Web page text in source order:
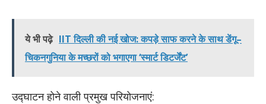
ये भी पढ़े IIT दिल्ली की नई खोज: कपड़े साफ करने के साथ डेंगू–
चिकनगुनिया के मच्छरों को भगाएगा ‘स्मार्ट डिटर्जेंट’
उद्घाटन होने वाली प्रमुख परियोजनाएं: